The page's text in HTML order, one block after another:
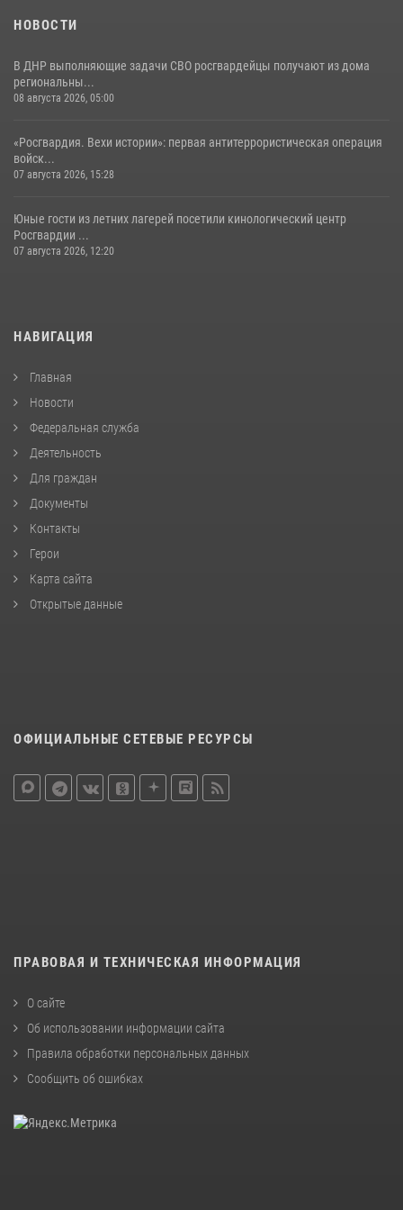
НОВОСТИ
В ДНР выполняющие задачи СВО росгвардейцы получают из дома
региональны...
08 августа 2026, 05:00
«Росгвардия. Вехи истории»: первая антитеррористическая операция
войск...
07 августа 2026, 15:28
Юные гости из летних лагерей посетили кинологический центр
Росгвардии ...
07 августа 2026, 12:20
НАВИГАЦИЯ
Главная
Новости
Федеральная служба
Деятельность
Для граждан
Документы
Контакты
Герои
Карта сайта
Открытые данные
ОФИЦИАЛЬНЫЕ СЕТЕВЫЕ РЕСУРСЫ
ПРАВОВАЯ И ТЕХНИЧЕСКАЯ ИНФОРМАЦИЯ
О сайте
Об использовании информации сайта
Правила обработки персональных данных
Сообщить об ошибках